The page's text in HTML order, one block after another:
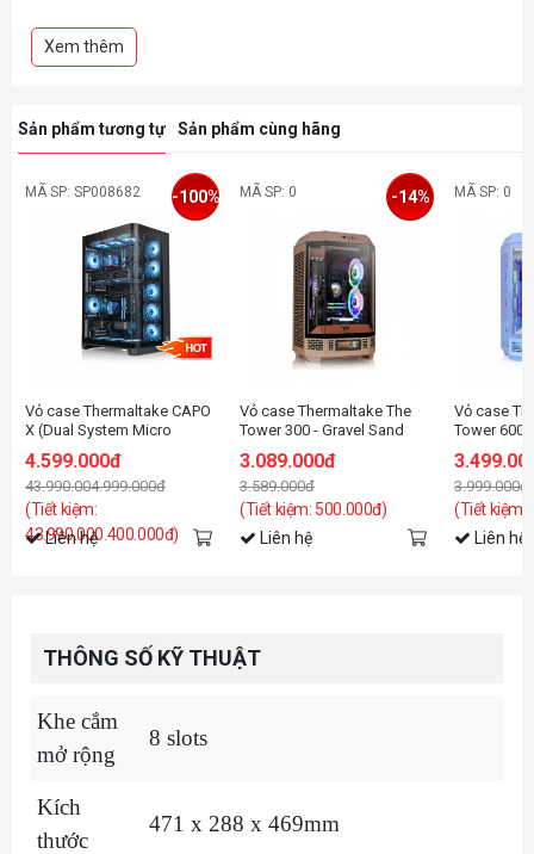
Cổng kết nối: USB 3.2 (Gen 2) Type-C x 1, USB 3.0 x 2, HD Audio x 1
Màu sắc: Đen
Khe gắn ổ cứng: 1 x 3.5", 2 x 2.5" hoặc 3 x 2.5"
Xem thêm
Sản phẩm tương tự Sản phẩm cùng hãng
MÃ SP: SP008682
Vỏ case Thermaltake CAPO
X (Dual System Micro
4.599.000đ
43.990.004.999.000đ
(Tiết kiệm:
43.990.000.400.000đ)
-100%
Liên hệ
MÃ SP: 0
Vỏ case Thermaltake The
Tower 300 - Gravel Sand
3.089.000đ
3.589.000đ
(Tiết kiệm: 500.000đ)
-14%
Liên hệ
MÃ SP: 0
Vỏ case
Tower 600
Tower/2
3.999.000đ
(Tiết kiệm:
Liên hệ
THÔNG SỐ KỸ THUẬT
Khe cắm
mở rộng
8 slots
Kích
thước
471 x 288 x 469mm